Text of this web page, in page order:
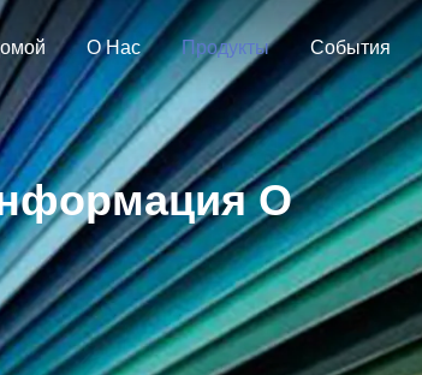
О Нас Продукты События
О